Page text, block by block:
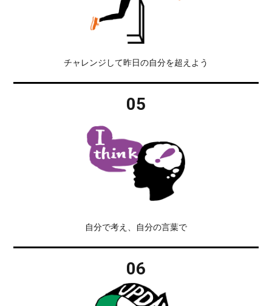
チャレンジして昨日の自分を超えよう
05
自分で考え、自分の言葉で
06